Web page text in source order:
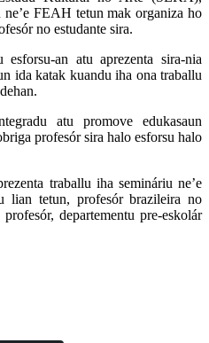
FEAH tetun mak organiza ho
no estudante sira.
esforsu-an atu aprezenta sira-nia
ida katak kuandu iha ona traballu
atu promove edukasaun
profesór sira halo esforsu halo
traballu iha semináriu ne’e
lian tetun, profesór brazileira no
departementu pre-eskolár